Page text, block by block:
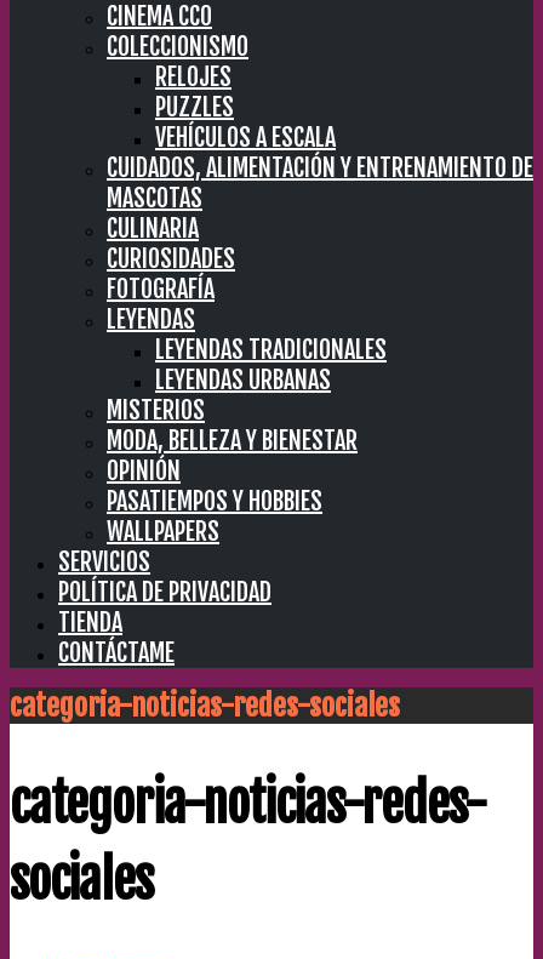
CINEMA CC0
COLECCIONISMO
RELOJES
PUZZLES
VEHÍCULOS A ESCALA
CUIDADOS, ALIMENTACIÓN Y ENTRENAMIENTO DE
MASCOTAS
CULINARIA
CURIOSIDADES
FOTOGRAFÍA
LEYENDAS
LEYENDAS TRADICIONALES
LEYENDAS URBANAS
MISTERIOS
MODA, BELLEZA Y BIENESTAR
OPINIÓN
PASATIEMPOS Y HOBBIES
WALLPAPERS
SERVICIOS
POLÍTICA DE PRIVACIDAD
TIENDA
CONTÁCTAME
categoria-noticias-redes-sociales
categoria-noticias-redes-
sociales